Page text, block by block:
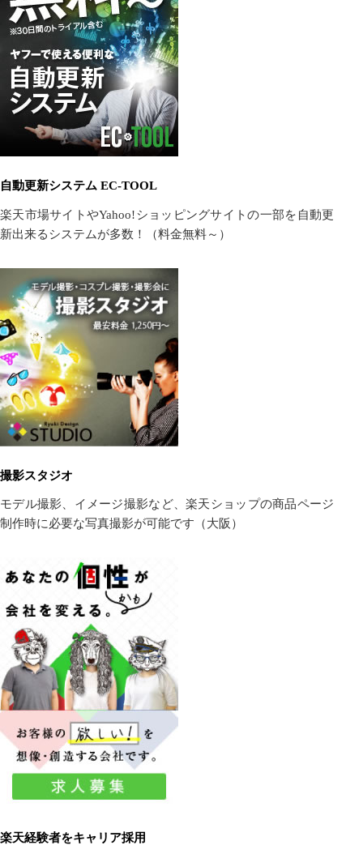
自動更新システム EC-TOOL
楽天市場サイトやYahoo!ショッピングサイトの一部を自動更
新出来るシステムが多数！（料金無料～）
撮影スタジオ
モデル撮影、イメージ撮影など、楽天ショップの商品ページ
制作時に必要な写真撮影が可能です（大阪）
楽天経験者をキャリア採用